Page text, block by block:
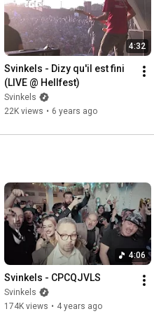
4:32
Svinkels - Dizy qu'il est fini
(LIVE @ Hellfest)
Svinkels
22K views • 6 years ago
4:06
Svinkels - CPCQJVLS
Svinkels
174K views • 4 years ago